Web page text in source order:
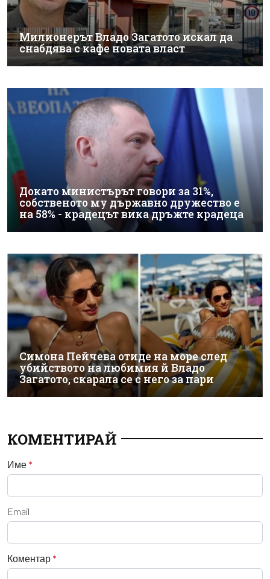
Милионерът Владо Загатото искал да
снабдява с кафе новата власт
Докато министърът говори за 31%,
собственото му държавно дружество е
на 58% - крадецът вика дръжте крадеца
Симона Пейчева отиде на море след
убийството на любимия й Владо
Загатото, скарала се с него за пари
КОМЕНТИРАЙ
Име *
Email
Коментар *